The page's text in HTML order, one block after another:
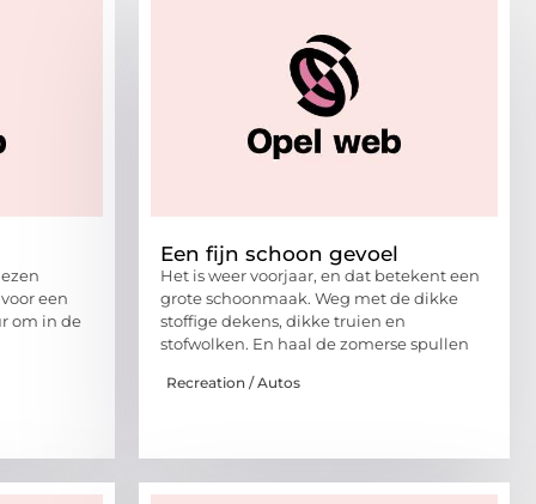
een
om in de
Een fijn schoon gevoel
Het is weer voorjaar, en dat betekent een
grote schoonmaak. Weg met de dikke
stoffige dekens, dikke truien en
stofwolken. En haal de zomerse spullen
Recreation / Autos